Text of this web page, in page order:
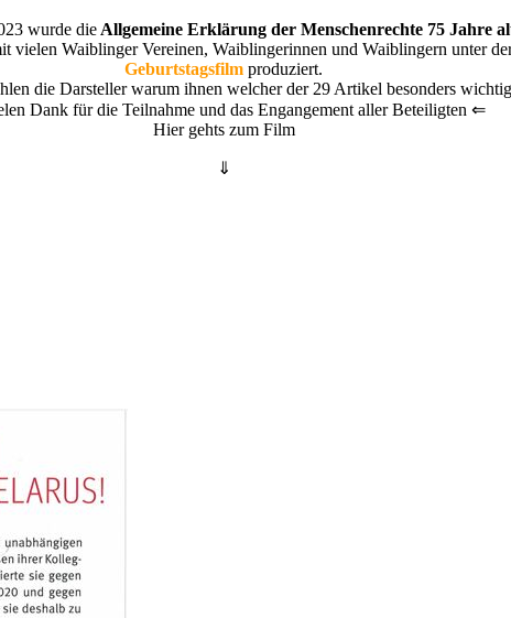
wurde die Allgemeine Erklärung der Menschenrechte 75 Jahre
vielen Waiblinger Vereinen, Waiblingerinnen und Waiblingern unter
Geburtstagsfilm produziert.
die Darsteller warum ihnen welcher der 29 Artikel besonders
Dank für die Teilnahme und das Engangement aller Beteiligten ⇐
Hier gehts zum Film
⇓